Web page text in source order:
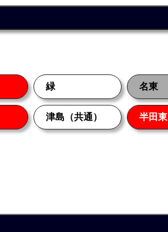
緑 名東
津島（共通） 半田東